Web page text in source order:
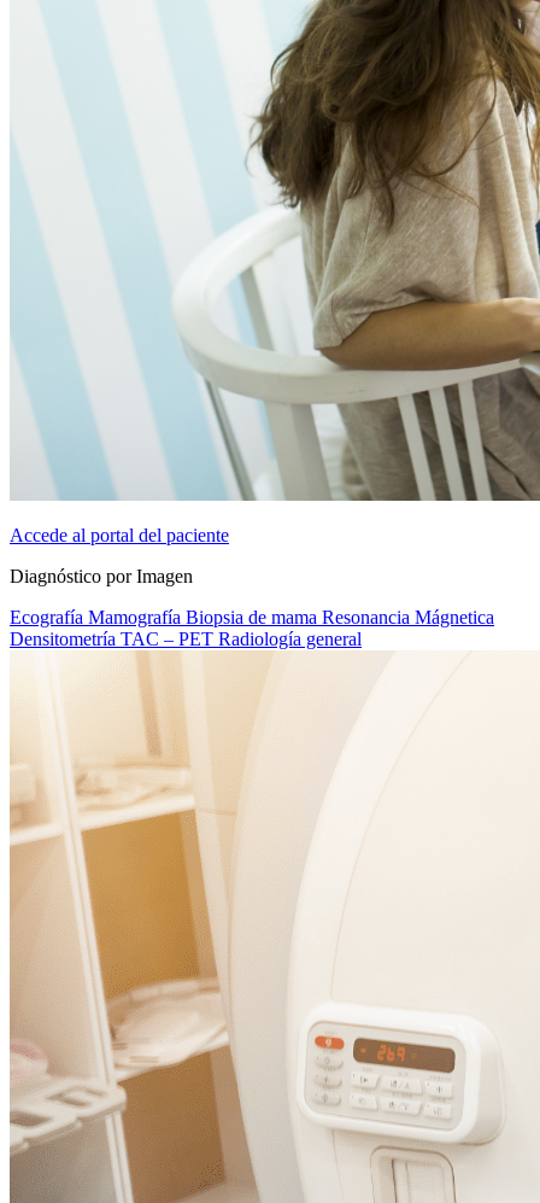
Accede al portal del paciente
Diagnóstico por Imagen
Ecografía Mamografía Biopsia de mama Resonancia Mágnetica
Densitometría TAC – PET Radiología general